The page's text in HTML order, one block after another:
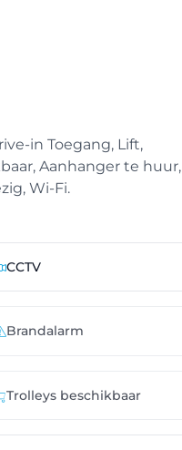
in Toegang, Lift,
Aanhanger te huur,
Wi-Fi.
CCTV
Brandalarm
Trolleys beschikbaar